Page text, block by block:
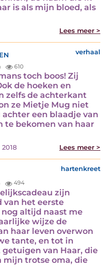
is als mijn bloed, als
Lees meer >
verhaal
610
toch boos! Zij
de hoeken en
zelfs de achterkant
ze Mietje Mug niet
een blaadje van
te bekomen van haar
Lees meer >
hartenkreet
494
zijn
van het eerste
altijd naast me
wijze de
haar leven overwon
tante, en tot in
van Haar, die
mijn trotse oma, die